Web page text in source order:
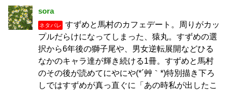
sora
ネタバレ
すずめと馬村のカフェデート。周りがカッ
プルだらけになってしまった、猿丸。すずめの選
択から6年後の獅子尾や、男女逆転展開などひる
なかのキャラ達が輝き続ける1冊。すずめと馬村
のその後が読めてにやにや(*´艸｀*)特別描き下ろ
しではすずめが真っ直ぐに「あの時私が出したこ